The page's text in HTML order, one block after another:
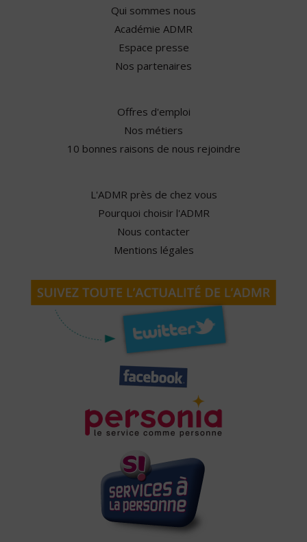
Qui sommes nous
Académie ADMR
Espace presse
Nos partenaires
Offres d'emploi
Nos métiers
10 bonnes raisons de nous rejoindre
L'ADMR près de chez vous
Pourquoi choisir l'ADMR
Nous contacter
Mentions légales